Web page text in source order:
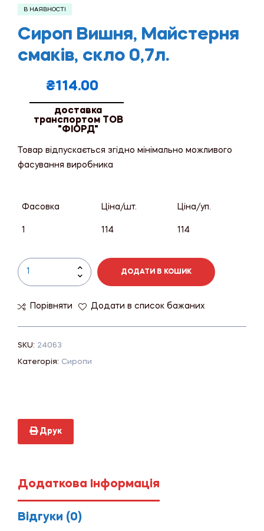
В НАЯВНОСТІ
Сироп Вишня, Майстерня
смаків, скло 0,7л.
₴114.00
доставка
транспортом ТОВ
"ФІОРД"
Товар відпускається згідно мінімально можливого
фасування виробника
Фасовка Ціна/шт. Ціна/уп.
1 114 114
ДОДАТИ В КОШИК
Порівняти Додати в список бажаних
SKU: 24063
Категорія: Сиропи
Друк
Додаткова Інформація
Відгуки (0)